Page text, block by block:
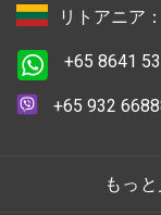
リトアニア：
+65 8641
+65 932
もっ